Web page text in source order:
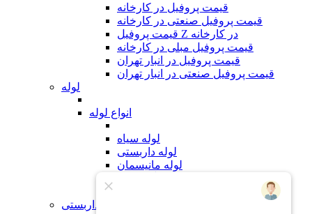
قیمت پروفیل در کارخانه
قیمت پروفیل صنعتی در کارخانه
قیمت پروفیل Z در کارخانه
قیمت پروفیل مبلی در کارخانه
قیمت پروفیل در انبار تهران
قیمت پروفیل صنعتی در انبار تهران
لوله
انواع لوله
لوله سیاه
لوله داربستی
لوله مانیسمان
لوازم داربستی